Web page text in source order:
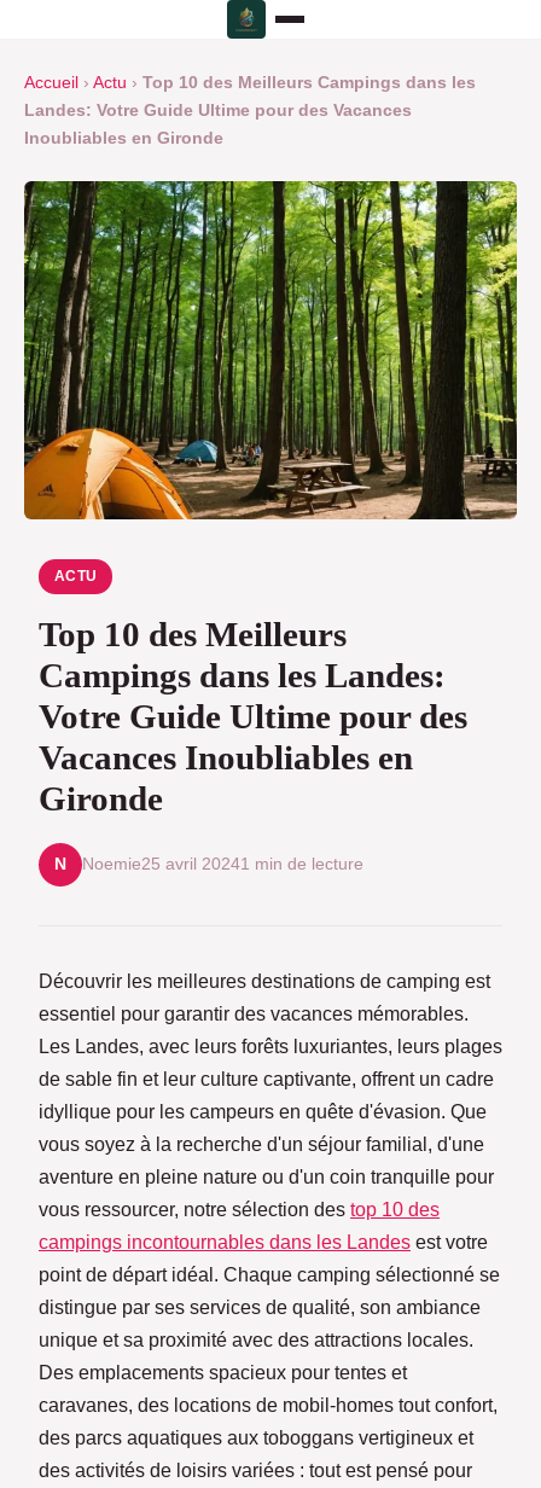
Accueil › Actu › Top 10 des Meilleurs Campings dans les
Landes: Votre Guide Ultime pour des Vacances
Inoubliables en Gironde
ACTU
Top 10 des Meilleurs
Campings dans les Landes:
Votre Guide Ultime pour des
Vacances Inoubliables en
Gironde
N Noemie25 avril 20241 min de lecture
Découvrir les meilleures destinations de camping est
essentiel pour garantir des vacances mémorables.
Les Landes, avec leurs forêts luxuriantes, leurs plages
de sable fin et leur culture captivante, offrent un cadre
idyllique pour les campeurs en quête d'évasion. Que
vous soyez à la recherche d'un séjour familial, d'une
aventure en pleine nature ou d'un coin tranquille pour
vous ressourcer, notre sélection des top 10 des
campings incontournables dans les Landes est votre
point de départ idéal. Chaque camping sélectionné se
distingue par ses services de qualité, son ambiance
unique et sa proximité avec des attractions locales.
Des emplacements spacieux pour tentes et
caravanes, des locations de mobil-homes tout confort,
des parcs aquatiques aux toboggans vertigineux et
des activités de loisirs variées : tout est pensé pour